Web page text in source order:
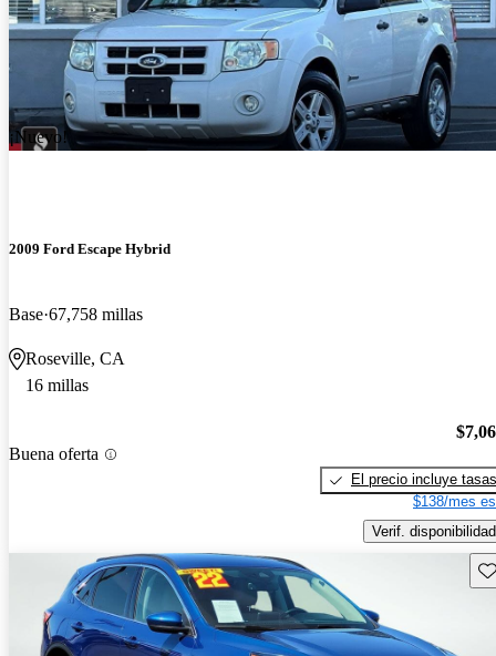
¡Nuevo!
2009 Ford Escape Hybrid
Base 67,758 millas
Roseville, CA
16 millas
Buena oferta
El precio incluye tasas
$138/mes
Verif. disponibilidad